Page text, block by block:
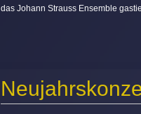
das Johann Strauss Ensemble